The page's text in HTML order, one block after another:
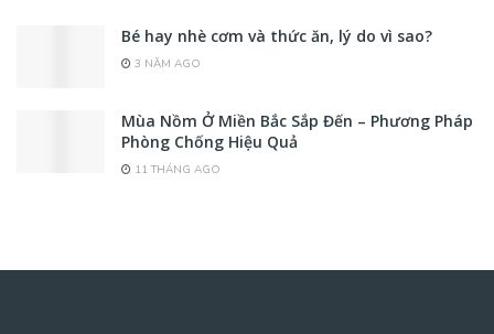
Bé hay nhè cơm và thức ăn, lý do vì sao?
3 NĂM AGO
Mùa Nồm Ở Miền Bắc Sắp Đến – Phương Pháp
Phòng Chống Hiệu Quả
11 THÁNG AGO